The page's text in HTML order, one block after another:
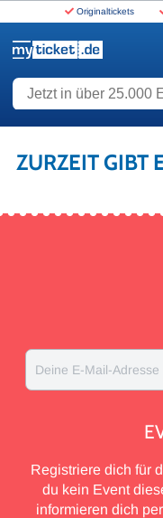
Originaltickets
Jetzt in über 25.000
ZURZEIT GIBT
Deine E-Mail-Adresse
Registriere dich für
du kein Event
informieren dich